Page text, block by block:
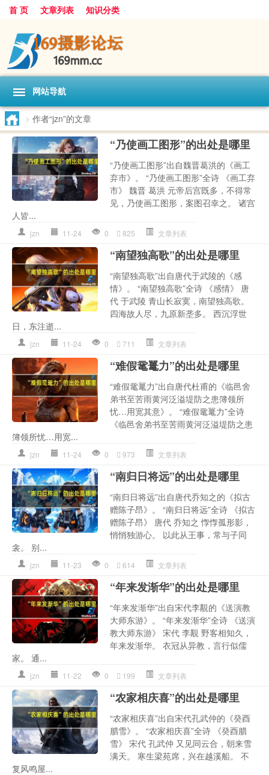
首 页 文章列表 知识分类
网站导航
> 作者“jzn”的文章
“乃使画工图形”的出处是哪里
“乃使画工图形”出自魏晋葛洪的《画工
弃市》。 “乃使画工图形”全诗 《画工弃
市》 魏晋 葛洪 元帝后宫既多，不得常
见，乃使画工图形，案图召幸之。 诸宫
人皆...
jzn 11-24 0 825 文章列表
“南望独高歌”的出处是哪里
“南望独高歌”出自唐代于武陵的《感
情》。 “南望独高歌”全诗 《感情》 唐
代 于武陵 青山长寂寞，南望独高歌。
四海故人尽，九原新垄多。 西沉浮世
日，东注逝...
jzn 11-24 0 711 文章列表
“难假鼋鼍力”的出处是哪里
“难假鼋鼍力”出自唐代杜甫的《临邑舍
弟书至苦雨黄河泛溢堤防之患簿领所
忧…用宽其意》。 “难假鼋鼍力”全诗
《临邑舍弟书至苦雨黄河泛溢堤防之患
簿领所忧…用宽...
jzn 11-24 0 973 文章列表
“南归日将远”的出处是哪里
“南归日将远”出自唐代乔知之的《拟古
赠陈子昂》。 “南归日将远”全诗 《拟古
赠陈子昂》 唐代 乔知之 惸惸孤形影，
悄悄独游心。 以此从王事，常与子同
衾。 别...
jzn 11-23 0 614 文章列表
“年来发渐华”的出处是哪里
“年来发渐华”出自宋代李覯的《送演教
大师东游》。 “年来发渐华”全诗 《送演
教大师东游》 宋代 李覯 野客相知久，
年来发渐华。 衣冠从异教，言行似儒
家。 通...
jzn 11-22 0 199 文章列表
“农家相庆喜”的出处是哪里
“农家相庆喜”出自宋代孔武仲的《癸酉
腊雪》。 “农家相庆喜”全诗 《癸酉腊
雪》 宋代 孔武仲 又见同云合，朝来雪
满天。 寒生梁苑席，兴在越溪船。 不
复风鸣屋...